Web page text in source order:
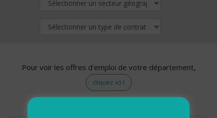
Pour voir les offres d'emploi de votre département,
cliquez ici !